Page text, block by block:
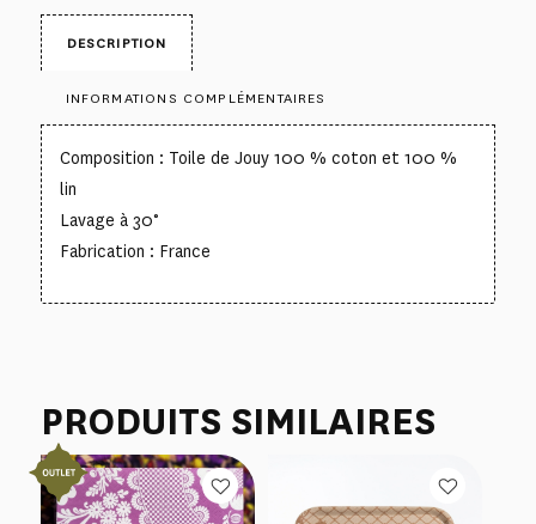
DESCRIPTION
INFORMATIONS COMPLÉMENTAIRES
Composition : Toile de Jouy 100 % coton et 100 %
lin
Lavage à 30°
Fabrication : France
PRODUITS SIMILAIRES